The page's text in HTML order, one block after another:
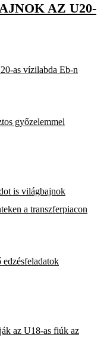
AZ U20-
as vízilabda Eb-n
győzelemmel
is világbajnok
a transzferpiacon
az U18-as fiúk az